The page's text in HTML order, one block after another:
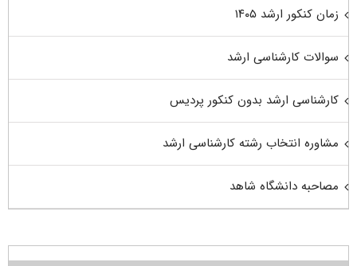
زمان کنکور ارشد ۱۴۰۵
سوالات کارشناسی ارشد
کارشناسی ارشد بدون کنکور پردیس
مشاوره انتخاب رشته کارشناسی ارشد
مصاحبه دانشگاه شاهد